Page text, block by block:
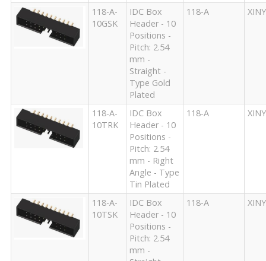
118-A-
10GSK
IDC Box
Header - 10
Positions -
Pitch: 2.54
mm -
Straight -
Type Gold
Plated
118-A
118-A-
10TRK
IDC Box
Header - 10
Positions -
Pitch: 2.54
mm - Right
Angle - Type
Tin Plated
118-A
118-A-
10TSK
IDC Box
Header - 10
Positions -
Pitch: 2.54
mm -
118-A